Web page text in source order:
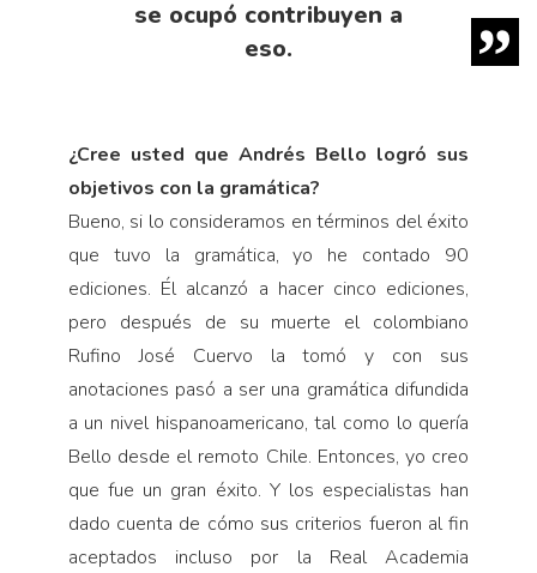
se ocupó contribuyen a
eso.
¿Cree usted que Andrés Bello logró sus
objetivos con la gramática?
Bueno, si lo consideramos en términos del éxito
que tuvo la gramática, yo he contado 90
ediciones. Él alcanzó a hacer cinco ediciones,
pero después de su muerte el colombiano
Rufino José Cuervo la tomó y con sus
anotaciones pasó a ser una gramática difundida
a un nivel hispanoamericano, tal como lo quería
Bello desde el remoto Chile. Entonces, yo creo
que fue un gran éxito. Y los especialistas han
dado cuenta de cómo sus criterios fueron al fin
aceptados incluso por la Real Academia